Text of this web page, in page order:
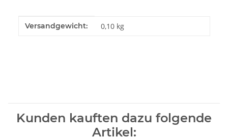
Produkteigenschaft
Wert
Versandgewicht: 0,10 kg
Kunden kauften dazu folgende
Artikel: